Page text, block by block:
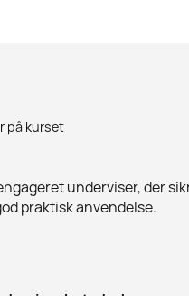
på kurset
underviser, der
praktisk anvendelse.